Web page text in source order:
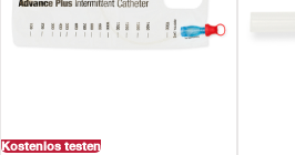
Kostenlos testen